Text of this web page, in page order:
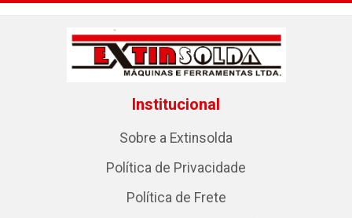
Institucional
Sobre a Extinsolda
Política de Privacidade
Política de Frete